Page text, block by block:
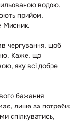
водою.
прийом,
Мисник.
чергування, щоб
Каже, що
яку всі добре
бажання
лише за потреби:
спілкуватись,